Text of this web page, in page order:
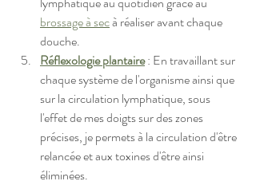
brossage à sec à réaliser avant chaque
douche.
Réflexologie plantaire : En travaillant sur
chaque système de l'organisme ainsi que
sur la circulation lymphatique, sous
l'effet de mes doigts sur des zones
précises, je permets à la circulation d'être
relancée et aux toxines d'être ainsi
éliminées.